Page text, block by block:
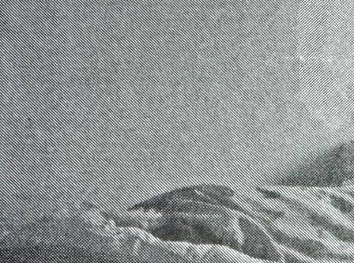
Происшествия
08.09.2025 10:262118
Фото:
Прокуратура Красноярского края